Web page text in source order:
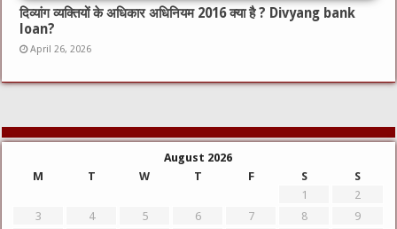
दिव्यांग व्यक्तियों के अधिकार अधिनियम 2016 क्या है ? Divyang bank
loan?
April 26, 2026
August 2026
M
T W T F S
S
1
2
3
4 5 6 7 8
9